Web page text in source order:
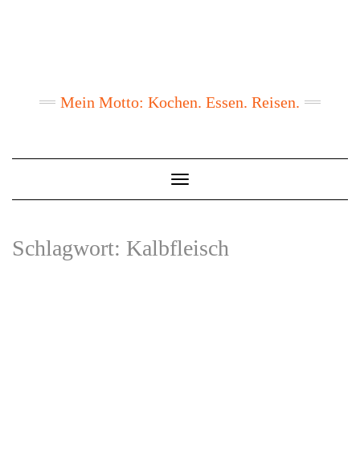
Mein Motto: Kochen. Essen. Reisen.
Toggle
Navigation
Schlagwort: Kalbfleisch